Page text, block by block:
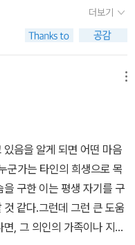
빈의 어떤 아이였는지 말해
들 때문이었을까. 아이들이
를 더듬
덟 살의 수빈의 일상을 담
다면 영상에서처럼 밝고 환
이다. 그럼에도 소소리 마
열여덟 살, 모두 눈부신 나
삶에 대한 모험이며 미래에
된 청소년들이 어떤 삶을 살
설추천 #청소년문학 #청소
시에 시작되어 수빈이가 사
반복되었다. 실제 취침
을 알게 된 나은은 과거를 바
년 전 소소리 마을 어딘가에
바다에 빠지지 못하도록
간절한 마음으로 나은은
, 하지만 현재의 자신들을
수빈에 대해 알아보고자
생각했어. 그날 사고가 나지
께 갔다면 어땠을까. 그 장
고, 갈매기 소리가 울리는
상상의 나래를 펼쳐보면서
타고 신나게 달리는 열여
께 달리며 이야기 속으로
를 주는 정감넘치는 이웃
줄을 모른다. 맞아, 저렇게
하고 네모난 아파트 촌에
채 살아간다. 서로 마주칠
가며 살았던 때가 아득한 옛
진다. '누군가 날 지켜보고
이 생기고 누군가의 시선을
더보기
음을 알게 되면 어떤 마음
군가는 타인의 희생으로 목
구한 이는 평생 자기를 구
같다.그런데 그런 큰 도움
, 그 의인의 가족이나 지인